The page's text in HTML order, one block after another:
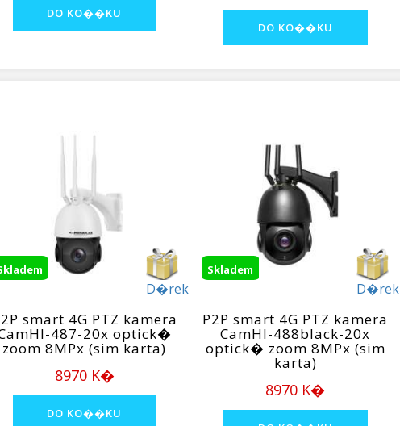
D�rek
smart 4G PTZ kamera
487-20x optick�
zoom 8MPx (sim karta)
8970 K�
D�rek
Skladem
P2P smart 4G PTZ kamera
CamHI-488black-20x
optick� zoom 8MPx (sim
karta)
8970 K�